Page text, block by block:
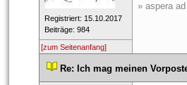
Registriert: 15.10.2017
Beiträge: 984
» aspera
[zum Seitenanfang]
Re: Ich mag meinen